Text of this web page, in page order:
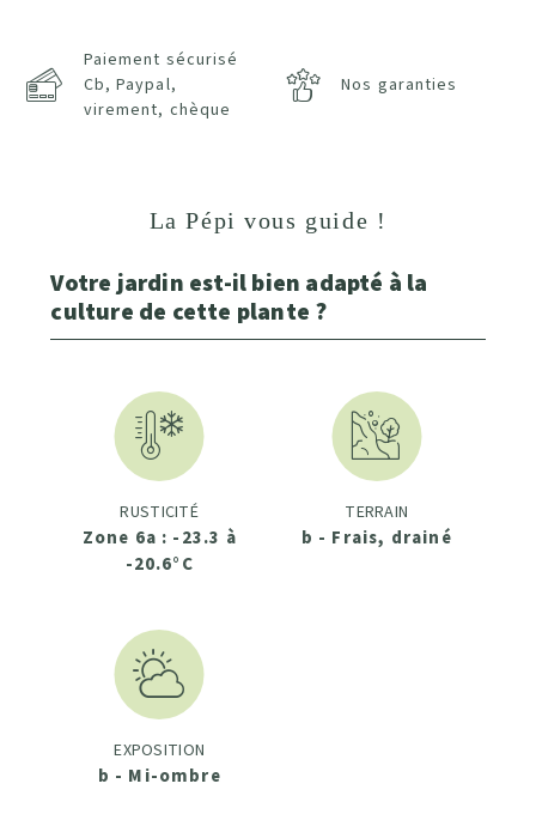
Paiement sécurisé
Cb, Paypal,
virement, chèque
Nos garanties
La Pépi vous guide !
Votre jardin est-il bien adapté à la
culture de cette plante ?
RUSTICITÉ
Zone 6a : -23.3 à
-20.6°C
TERRAIN
b - Frais, drainé
EXPOSITION
b - Mi-ombre